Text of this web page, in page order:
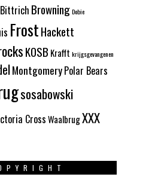
Bittrich BrowningDobie
FrostHackett
KOSB Krafft krijgsgevangenen
MontgomeryPolar Bears
sosabowski
CrossWaalbrugXXX